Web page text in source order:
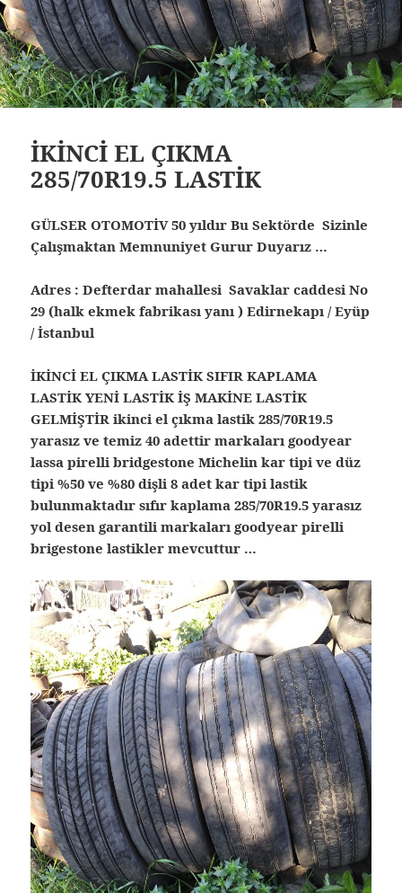
İKİNCİ EL ÇIKMA
285/70R19.5 LASTİK
GÜLSER OTOMOTİV 50 yıldır Bu Sektörde Sizinle
Çalışmaktan Memnuniyet Gurur Duyarız …
Adres : Defterdar mahallesi Savaklar caddesi No
29 (halk ekmek fabrikası yanı ) Edirnekapı / Eyüp
/ İstanbul
İKİNCİ EL ÇIKMA LASTİK SIFIR KAPLAMA
LASTİK YENİ LASTİK İŞ MAKİNE LASTİK
GELMİŞTİR ikinci el çıkma lastik 285/70R19.5
yarasız ve temiz 40 adettir markaları goodyear
lassa pirelli bridgestone Michelin kar tipi ve düz
tipi %50 ve %80 dişli 8 adet kar tipi lastik
bulunmaktadır sıfır kaplama 285/70R19.5 yarasız
yol desen garantili markaları goodyear pirelli
brigestone lastikler mevcuttur …